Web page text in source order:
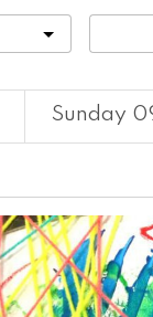
Sunday